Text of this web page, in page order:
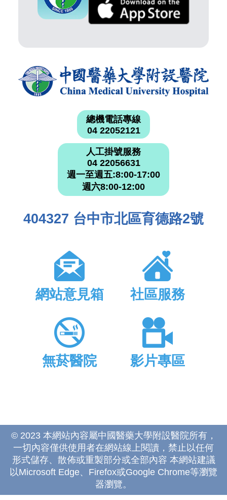
總機電話專線
04 22052121
人工掛號服務
04 22056631
週一至週五:8:00-17:00
週六8:00-12:00
404327 台中市北區育德路2號
網站意見箱 社區服務
無菸醫院 影片專區
© 2023 本網站內容屬中國醫藥大學附設醫院所有，
一切內容僅供使用者在網站線上閱讀，禁止以任何
形式儲存、散佈或重製部分或全部內容 本網站建議
以Microsoft Edge、Firefox或Google Chrome等瀏覽
器瀏覽。